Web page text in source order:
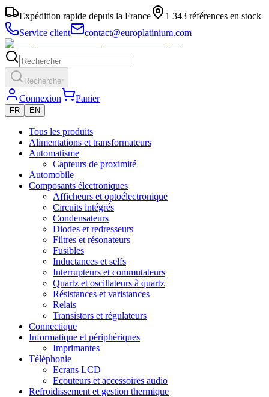
Expédition rapide depuis la France
1 343 références en stock
Service client
contact@europlatinium.com
Rechercher
Connexion Panier
FR EN
Tous les produits
Alimentations et transformateurs
Automatisme
Capteurs de proximité
Automobile
Composants électroniques
Afficheurs et optoélectronique
Circuits intégrés
Condensateurs
Diodes et redresseurs
Filtres et résonateurs
Fusibles
Inductances et selfs
Interrupteurs et commutateurs
Quartz et oscillateurs à quartz
Résistances et varistances
Relais
Transistors et régulateurs
Connectique
Informatique et périphériques
Imprimantes
Téléphonie
Ecrans LCD
Ecouteurs et accessoires audio
Refroidissement et gestion thermique